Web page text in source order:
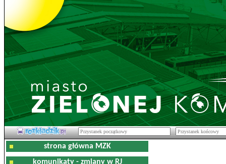
strona główna MZK
komunikaty - zmiany w RJ